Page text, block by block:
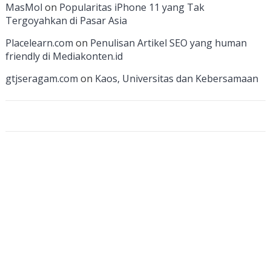
h
a
n
n
MasMol on Popularitas iPhone 11 yang Tak
Tergoyahkan di Pasar Asia
Placelearn.com on Penulisan Artikel SEO yang human
friendly di Mediakonten.id
gtjseragam.com on Kaos, Universitas dan Kebersamaan